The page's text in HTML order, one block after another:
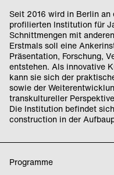
Seit 2016 wird in Berlin
profilierten Institution für
Schnittmengen mit
Erstmals soll eine
Präsentation, Forschung,
entstehen. Als innovative
kann sie sich der
sowie der
transkultureller
Die Institution befindet
construction in der
Programme